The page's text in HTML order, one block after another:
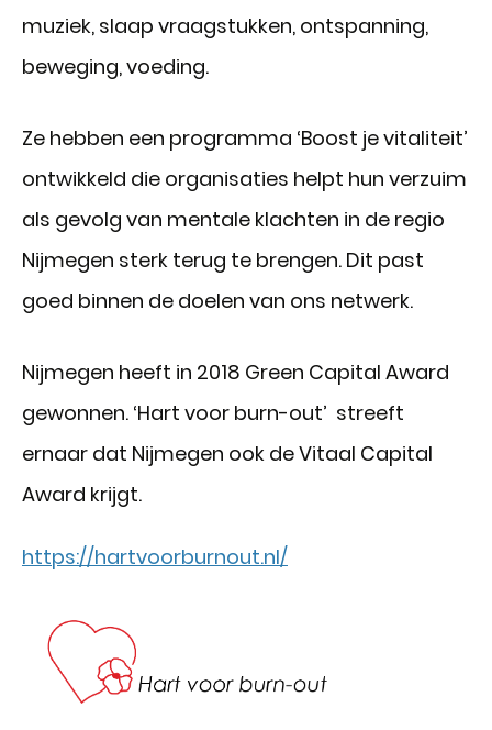
muziek, slaap vraagstukken, ontspanning,
beweging, voeding.
Ze hebben een programma ‘Boost je vitaliteit’
ontwikkeld die organisaties helpt hun verzuim
als gevolg van mentale klachten in de regio
Nijmegen sterk terug te brengen. Dit past
goed binnen de doelen van ons netwerk.
Nijmegen heeft in 2018 Green Capital Award
gewonnen. ‘Hart voor burn-out’ streeft
ernaar dat Nijmegen ook de Vitaal Capital
Award krijgt.
https://hartvoorburnout.nl/